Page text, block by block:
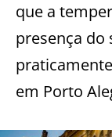
que a
presença do
em Porto